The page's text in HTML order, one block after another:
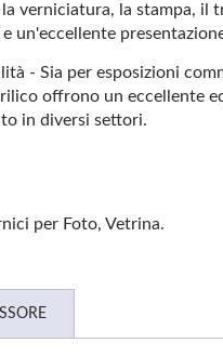
verniciatura, la stampa, il
un'eccellente
- Sia per esposizioni
offrono un eccellente
in diversi settori.
per Foto, Vetrina.
Trasparente